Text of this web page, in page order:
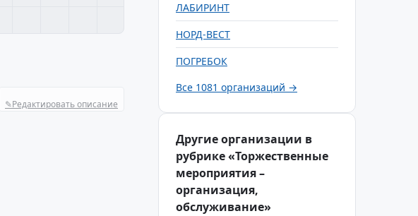
✎Редактировать описание
ЛАБИРИНТ
НОРД-ВЕСТ
ПОГРЕБОК
Все 1081 организаций →
Другие организации в
рубрике «Торжественные
мероприятия –
организация,
обслуживание»